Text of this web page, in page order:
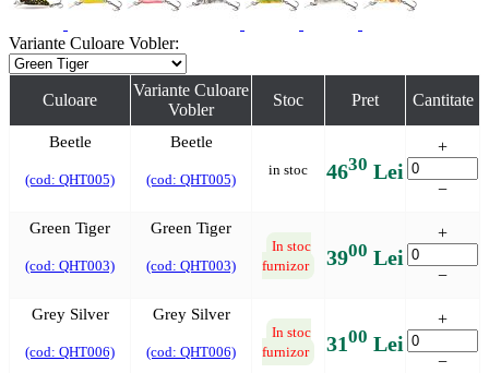
Variante Culoare Vobler:
Culoare
Variante Culoare
Vobler
Stoc Pret Cantitate
Beetle
(cod: QHT005)
Beetle
(cod: QHT005)
in stoc 4630 Lei
+
−
Green Tiger
(cod: QHT003)
Green Tiger
(cod: QHT003)
In stoc
furnizor
3900 Lei
+
−
Grey Silver
(cod: QHT006)
Grey Silver
(cod: QHT006)
In stoc
furnizor
3100 Lei
+
−